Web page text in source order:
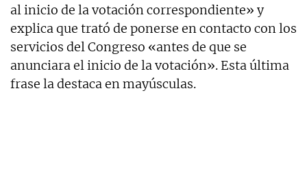
al inicio de la votación correspondiente» y
explica que trató de ponerse en contacto con los
servicios del Congreso «antes de que se
anunciara el inicio de la votación». Esta última
frase la destaca en mayúsculas.